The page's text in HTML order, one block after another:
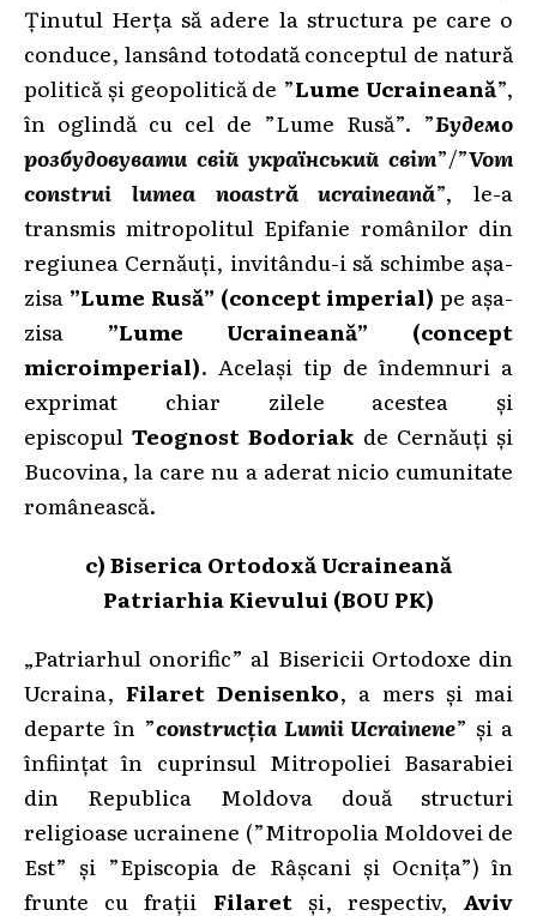
Ținutul Herța să adere la structura pe care o
conduce, lansând totodată conceptul de natură
politică și geopolitică de ”Lume Ucraineană”,
în oglindă cu cel de ”Lume Rusă”. ”Будемо
розбудовувати свій український світ”/”Vom
construi lumea noastră ucraineană”, le-a
transmis mitropolitul Epifanie românilor din
regiunea Cernăuți, invitându-i să schimbe așa-
zisa ”Lume Rusă” (concept imperial) pe așa-
zisa ”Lume Ucraineană” (concept
microimperial). Același tip de îndemnuri a
exprimat chiar zilele acestea și
episcopulTeognost Bodoriak de Cernăuți și
Bucovina, la care nu a aderat nicio cumunitate
românească.
c) Biserica Ortodoxă Ucraineană
Patriarhia Kievului (BOU PK)
„Patriarhul onorific” al Bisericii Ortodoxe din
Ucraina, Filaret Denisenko, a mers și mai
departe în ”construcția Lumii Ucrainene” și a
înființat în cuprinsul Mitropoliei Basarabiei
din Republica Moldova două structuri
religioase ucrainene (”Mitropolia Moldovei de
Est” și ”Episcopia de Râșcani și Ocnița”) în
frunte cu frații Filaretși, respectiv, Aviv